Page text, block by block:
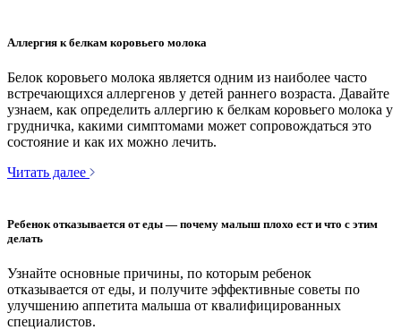
Аллергия к белкам коровьего молока
Белок коровьего молока является одним из наиболее часто
встречающихся аллергенов у детей раннего возраста. Давайте
узнаем, как определить аллергию к белкам коровьего молока у
грудничка, какими симптомами может сопровождаться это
состояние и как их можно лечить.
Читать далее
Ребенок отказывается от еды — почему малыш плохо ест и что с этим
делать
Узнайте основные причины, по которым ребенок
отказывается от еды, и получите эффективные советы по
улучшению аппетита малыша от квалифицированных
специалистов.